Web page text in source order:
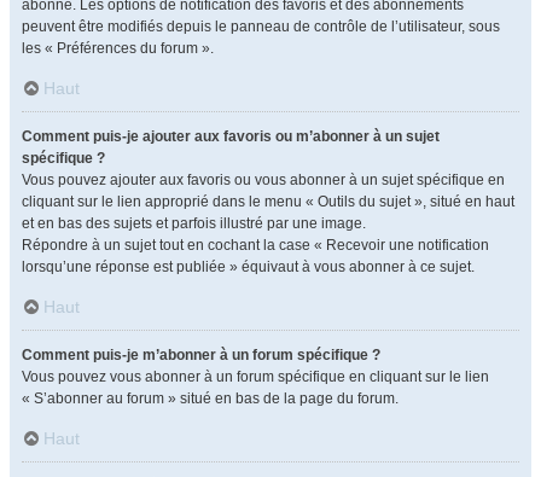
abonné. Les options de notification des favoris et des abonnements
peuvent être modifiés depuis le panneau de contrôle de l’utilisateur, sous
les « Préférences du forum ».
Haut
Comment puis-je ajouter aux favoris ou m’abonner à un sujet
spécifique ?
Vous pouvez ajouter aux favoris ou vous abonner à un sujet spécifique en
cliquant sur le lien approprié dans le menu « Outils du sujet », situé en haut
et en bas des sujets et parfois illustré par une image.
Répondre à un sujet tout en cochant la case « Recevoir une notification
lorsqu’une réponse est publiée » équivaut à vous abonner à ce sujet.
Haut
Comment puis-je m’abonner à un forum spécifique ?
Vous pouvez vous abonner à un forum spécifique en cliquant sur le lien
« S’abonner au forum » situé en bas de la page du forum.
Haut